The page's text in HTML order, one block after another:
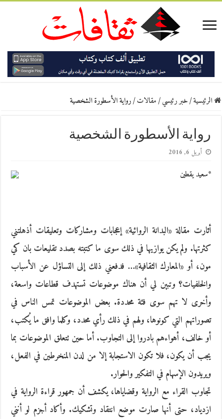
الرئيسية/خبر رئيسي/مقالات/رواية الأسطورة الشخصية
رواية الأسطورة الشخصية
أبريل 6, 2016
*سعيد يقطين
أثارت مقالة «البدانة الروائية» إعجابات ومشاركات وتعليقات أذهلتني
كثرتها. ولم يكن يوازيها في ذلك سوى ما كتبته بصدد تقليعات بان كي
مون، أو «المعارك الثقافية»… فدفعني ذلك إلى التساؤل عن الأسباب
والخلفيات؟ وتبين لي أن هناك موضوعات تستهدف قطاعات واسعة،
وأخرى لا تهم سوى فئة محددة. بعض الموضوعات تمس الناس في
تصوراتهم التي كونوها، ولهم في ذلك رأي محدد، وكلما وافق ما يُكتب،
أو خالف، أهواءهم بادروا إلى التجاوب. أما حين تتعلق الموضوعات بما
يجب أن يكون، فلا تكون الاستجابة إلا من لدن المنخرطين في الفعل،
ويريدون الإسهام في التفكير والحوار.
تجاوب القراء مع الرواية وقضاياها، يكشف أن جمهور قراءة الرواية في
ازدياد، حتى أنها صارت موضع انتقاد وتشكيك. وأكاد أجزم لو أنني